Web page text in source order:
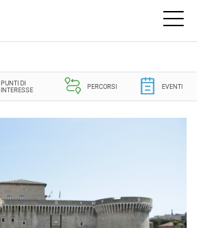
PUNTI DI
INTERESSE
PERCORSI EVENTI